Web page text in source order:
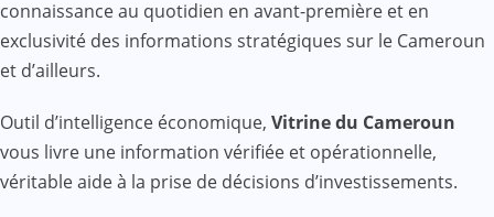
connaissance au quotidien en avant-première et en
exclusivité des informations stratégiques sur le Cameroun
et d’ailleurs.
Outil d’intelligence économique, Vitrine du Cameroun
vous livre une information vérifiée et opérationnelle,
véritable aide à la prise de décisions d’investissements.